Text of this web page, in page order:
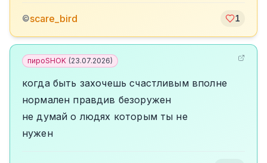
©scare_bird 1
пироSHOK (23.07.2026)
когда быть захочешь счастливым вполне
нормален правдив безоружен
не думай о людях которым ты не
нужен